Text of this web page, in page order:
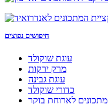
חיפושים נפוצים
עוגת שוקולד
מרק ירקות
עוגת גבינה
כדורי שוקולד
מתכונים לארוחת בוקר